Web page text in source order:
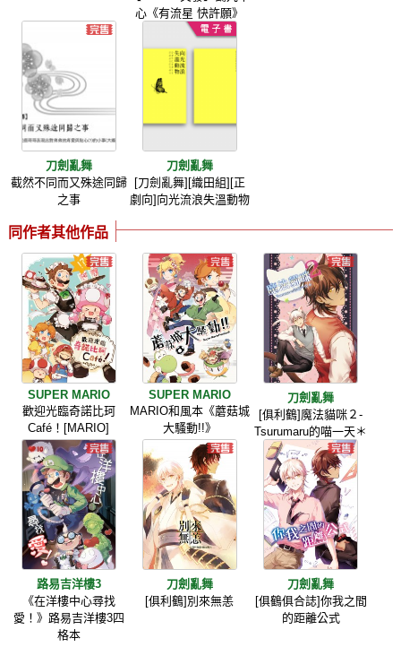
心《有流星 快許願》
刀劍亂舞
截然不同而又殊途同歸
之事
刀劍亂舞
[刀劍亂舞][織田組][正
劇向]向光流浪失溫動物
同作者其他作品
SUPER MARIO
歡迎光臨奇諾比珂
Café！[MARIO]
SUPER MARIO
MARIO和風本《蘑菇城
大騷動!!》
刀劍亂舞
[俱利鶴]魔法貓咪２-
Tsurumaru的喵一天＊
路易吉洋樓3
《在洋樓中心尋找
愛！》路易吉洋樓3四
格本
刀劍亂舞
[俱利鶴]別來無恙
刀劍亂舞
[俱鶴俱合誌]你我之間
的距離公式